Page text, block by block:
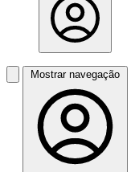
Mostrar navegação